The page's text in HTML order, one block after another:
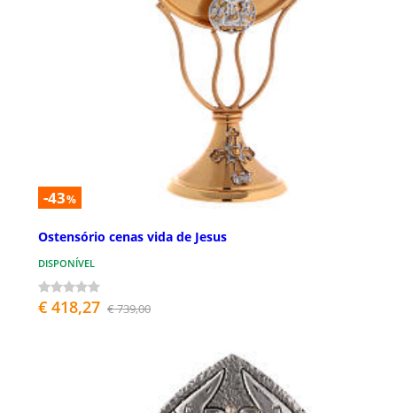
-43%
Ostensório cenas vida de Jesus
DISPONÍVEL
€ 418,27 € 739,00